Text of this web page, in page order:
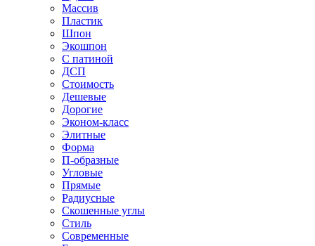
Массив
Пластик
Шпон
Экошпон
С патиной
ДСП
Стоимость
Дешевые
Дорогие
Эконом-класс
Элитные
Форма
П-образные
Угловые
Прямые
Радиусные
Скошенные углы
Стиль
Современные